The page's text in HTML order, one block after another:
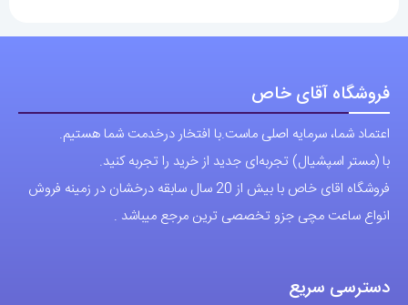
فروشگاه آقای خاص
اعتماد شما، سرمایه اصلی ماست.با افتخار درخدمت شما هستیم.
با (مستر اسپشیال) تجربه‌ای جدید از خرید را تجربه کنید.
فروشگاه اقای خاص با بیش از 20 سال سابقه درخشان در زمینه فروش
انواع ساعت مچی جزو تخصصی ترین مرجع میباشد .
دسترسی سریع